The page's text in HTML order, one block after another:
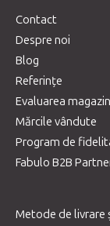
Contact
Despre noi
Blog
Referințe
Evaluarea
Mărcile vândute
Program de
Fabulo B2B
Metode de livrare